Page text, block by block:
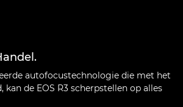
autofocustechnologie die met het
de EOS R3 scherpstellen op alles